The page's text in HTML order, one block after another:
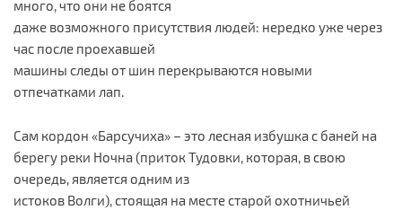
много, что они не боятся
даже возможного присутствия людей: нередко уже через
час после проехавшей
машины следы от шин перекрываются новыми
отпечатками лап.
Сам кордон «Барсучиха» – это лесная избушка с баней на
берегу реки Ночна (приток Тудовки, которая, в свою
очередь, является одним из
истоков Волги), стоящая на месте старой охотничьей